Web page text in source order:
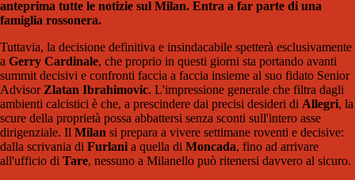
anteprima tutte le notizie sul Milan. Entra a far parte di una
famiglia rossonera.
Tuttavia, la decisione definitiva e insindacabile spetterà esclusivamente
a Gerry Cardinale, che proprio in questi giorni sta portando avanti
summit decisivi e confronti faccia a faccia insieme al suo fidato Senior
Advisor Zlatan Ibrahimovic. L'impressione generale che filtra dagli
ambienti calcistici è che, a prescindere dai precisi desideri di Allegri, la
scure della proprietà possa abbattersi senza sconti sull'intero asse
dirigenziale. Il Milan si prepara a vivere settimane roventi e decisive:
dalla scrivania di Furlani a quella di Moncada, fino ad arrivare
all'ufficio di Tare, nessuno a Milanello può ritenersi davvero al sicuro.